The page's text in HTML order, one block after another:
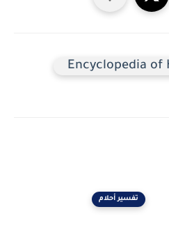
Encyclopedia of
تفسير أحلام